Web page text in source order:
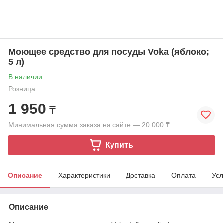
Моющее средство для посуды Voka (яблоко;
5 л)
В наличии
Розница
1 950 ₸
Минимальная сумма заказа на сайте — 20 000 ₸
Купить
Описание Характеристики Доставка Оплата
Описание